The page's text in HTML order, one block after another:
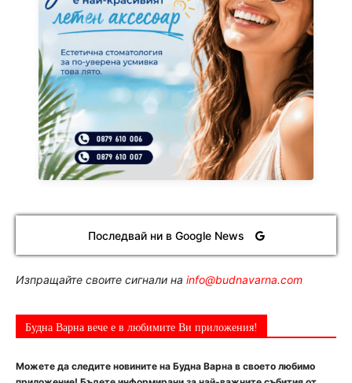
Последвай ни в Google News
Изпращайте своите сигнали на info@budnavarna.com
Будна Варна вече е в любимите Ви приложения!
Можете да следите новините на Будна Варна в своето любимо